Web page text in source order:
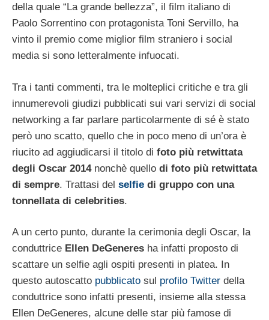
della quale “La grande bellezza”, il film italiano di
Paolo Sorrentino con protagonista Toni Servillo, ha
vinto il premio come miglior film straniero i social
media si sono letteralmente infuocati.
Tra i tanti commenti, tra le molteplici critiche e tra gli
innumerevoli giudizi pubblicati sui vari servizi di social
networking a far parlare particolarmente di sé è stato
però uno scatto, quello che in poco meno di un’ora è
riucito ad aggiudicarsi il titolo di foto più retwittata
degli Oscar 2014 nonchè quello di foto più retwittata
di sempre. Trattasi del selfie di gruppo con una
tonnellata di celebrities.
A un certo punto, durante la cerimonia degli Oscar, la
conduttrice Ellen DeGeneres ha infatti proposto di
scattare un selfie agli ospiti presenti in platea. In
questo autoscatto pubblicato sul profilo Twitter della
conduttrice sono infatti presenti, insieme alla stessa
Ellen DeGeneres, alcune delle star più famose di